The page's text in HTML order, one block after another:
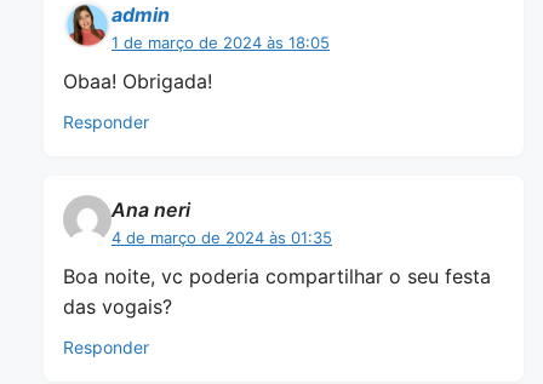
admin
1 de março de 2024 às 18:05
Obaa! Obrigada!
Responder
Ana neri
4 de março de 2024 às 01:35
Boa noite, vc poderia compartilhar o seu festa
das vogais?
Responder